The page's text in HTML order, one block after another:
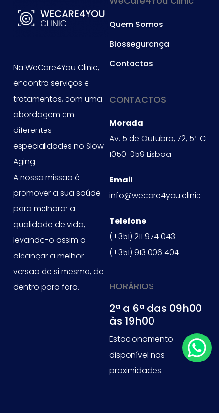
Na WeCare4You Clinic,
encontra serviços e
tratamentos, com uma
abordagem em
diferentes
especialidades no Slow
Aging.
A nossa missão é
promover a sua saúde
para melhorar a
qualidade de vida,
levando-o assim a
alcançar a melhor
versão de si mesmo, de
dentro para fora.
Quem Somos
Biossegurança
Contactos
CONTACTOS
Morada
Av. 5 de Outubro, 72, 5º C
1050-059 Lisboa
Email
info@wecare4you.clinic
Telefone
(+351) 211 974 043
(+351) 913 006 404
HORÁRIOS
2ª a 6ª das 09h00
às 19h00
Estacionamento
disponível nas
proximidades.